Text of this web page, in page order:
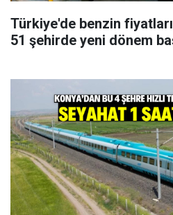
Türkiye'de benzin
51 şehirde yeni dönem